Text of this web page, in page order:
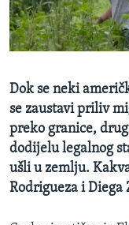
MAGAZIN
O GLASU AMERIKE
Learning English
PRATITE NAS
Dok se neki
se zaustavi priliv
preko granice,
dodijelu legalnog
ušli u zemlju.
Rodrigueza i Diega